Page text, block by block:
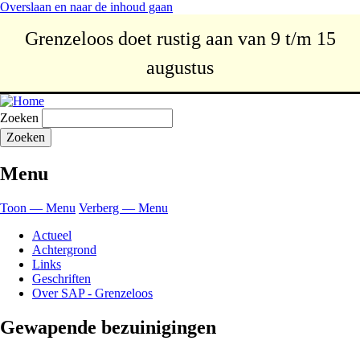
Overslaan en naar de inhoud gaan
Grenzeloos doet rustig aan van 9 t/m 15
augustus
Zoeken
Menu
Toon — Menu Verberg — Menu
Actueel
Achtergrond
Links
Geschriften
Over SAP - Grenzeloos
Gewapende bezuinigingen